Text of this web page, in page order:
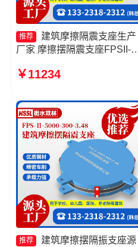
推荐
建筑摩擦隔震支座生产
厂家 摩擦摆隔震支座FPSII-
摆减隔震球形支座 建筑摩擦隔
￥11234
推荐
建筑摩擦摆隔振支座源